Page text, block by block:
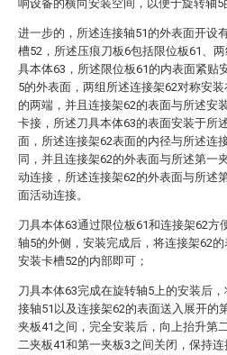
响设备的横向安装空间，以便于旋转轴5
进一步的，所述连接轴51的外表面开设
槽52，所述压痕刀板6包括限位板61、
具本体63，所述限位板61的内表面紧贴
5的外表面，两组所述连接架62对称安
的两端，并且连接架62的表面与所述安
卡接，所述刀具本体63的表面安装于所
面，所述连接架62表面的内径与所述连
同，并且连接架62的外表面与所述第一
动连接，所述连接架62的外表面与所述
面活动连接。
刀具本体63通过限位板61和连接架62方
轴5的外侧，安装完成后，将连接架62
安装卡槽52的内部即可；
刀具本体63完成在旋转轴5上的安装后
接轴51以及连接架62的表面送入展开的
夹板41之间，完全安装后，向上抬升第
二夹板41和第一夹板3之间关闭，保持